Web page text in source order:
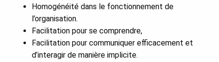
Homogénéité dans le fonctionnement de
l’organisation.
Facilitation pour se comprendre,
Facilitation pour communiquer efficacement et
d’interagir de manière implicite.